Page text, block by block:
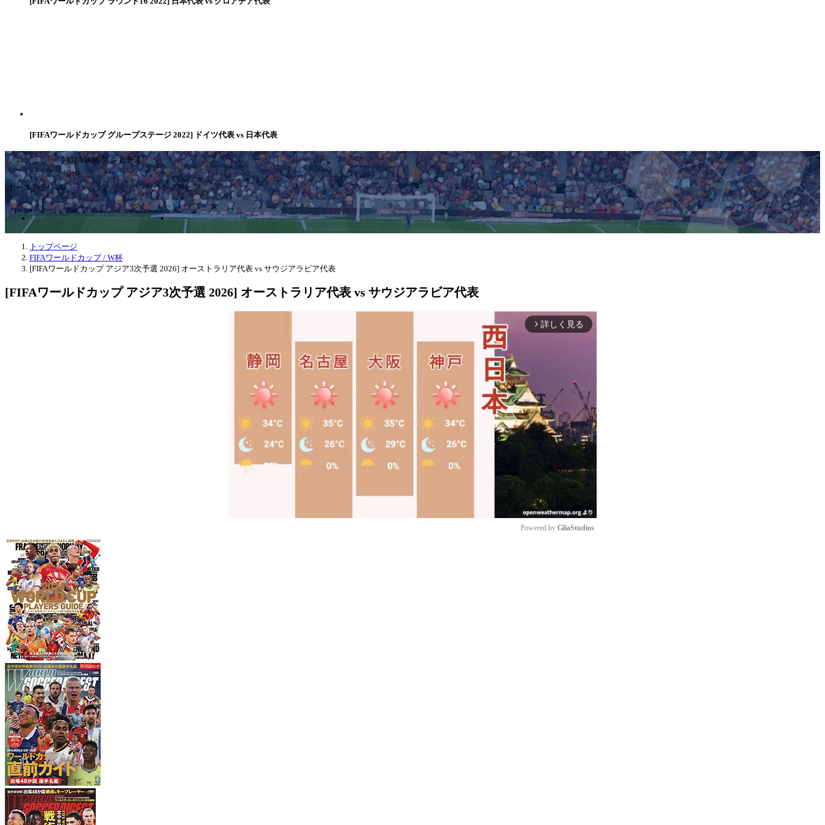
[FIFAワールドカップ グループステージ 2022] ドイツ代表 vs 日本代表
FIFA W杯 アジア予選
0ｰ0
オーストラリア
サウジアラビア
トップページ
FIFAワールドカップ / W杯
[FIFAワールドカップ アジア3次予選 2026] オーストラリア代表 vs サウジアラビア代表
[FIFAワールドカップ アジア3次予選 2026] オーストラリア代表 vs サウジアラビア代表
arrow_forward_ios 詳しく見る
Powered by GliaStudios